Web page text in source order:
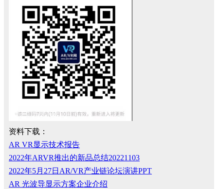
资料下载：
AR VR显示技术报告
2022年ARVR推出的新品总结20221103
2022年5月27日AR/VR产业链论坛演讲PPT
AR 光波导显示方案企业介绍